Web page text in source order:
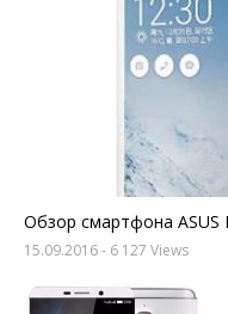
Обзор смартфона ASUS
15.09.2016- 6 127 Views